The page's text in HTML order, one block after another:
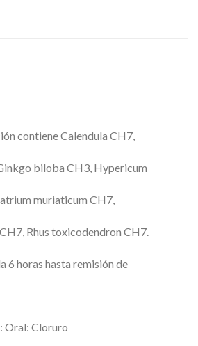
contiene Calendula CH7,
biloba CH3, Hypericum
muriaticum CH7,
Rhus toxicodendron CH7.
6 horas hasta remisión de
Oral: Cloruro